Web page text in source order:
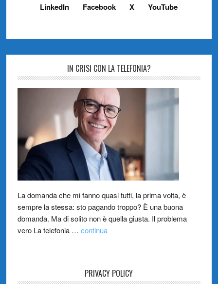
LinkedIn Facebook X YouTube
IN CRISI CON LA TELEFONIA?
La domanda che mi fanno quasi tutti, la prima volta, è
sempre la stessa: sto pagando troppo? È una buona
domanda. Ma di solito non è quella giusta. Il problema
vero La telefonia … continua
PRIVACY POLICY